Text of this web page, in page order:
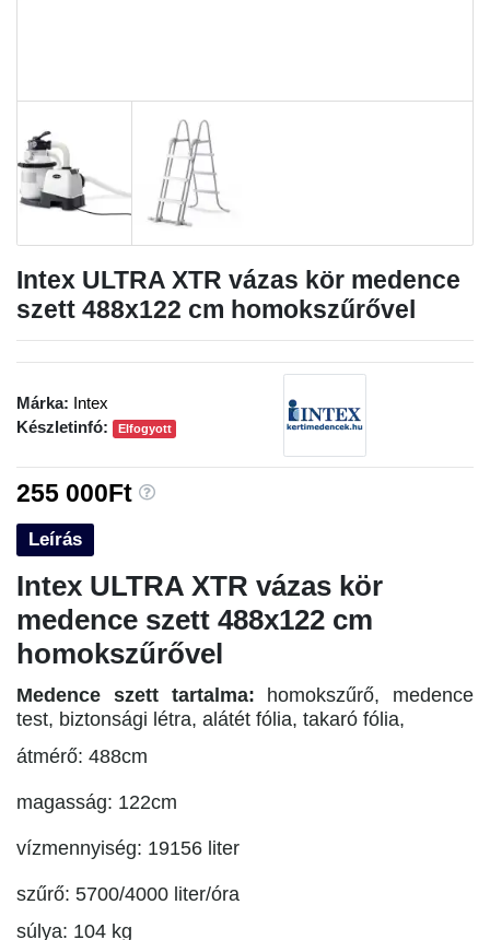
Intex ULTRA XTR vázas kör medence
szett 488x122 cm homokszűrővel
Leírás
Intex ULTRA XTR vázas kör
medence szett 488x122 cm
homokszűrővel
Medence szett tartalma: homokszűrő, medence
test, biztonsági létra, alátét fólia, takaró fólia,
átmérő: 488cm
magasság: 122cm
vízmennyiség: 19156 liter
szűrő: 5700/4000 liter/óra
súlya: 104 kg
Márka: Intex
Készletinfó:
Elfogyott
255 000Ft